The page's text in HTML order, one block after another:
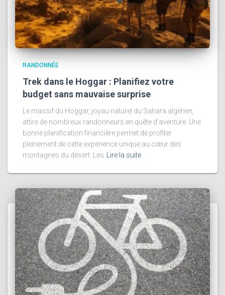
RANDONNÉE
Trek dans le Hoggar : Planifiez votre
budget sans mauvaise surprise
Le massif du Hoggar, joyau naturel du Sahara algérien,
attire de nombreux randonneurs en quête d'aventure. Une
bonne planification financière permet de profiter
pleinement de cette expérience unique au cœur des
montagnes du désert. Les
Lire la suite